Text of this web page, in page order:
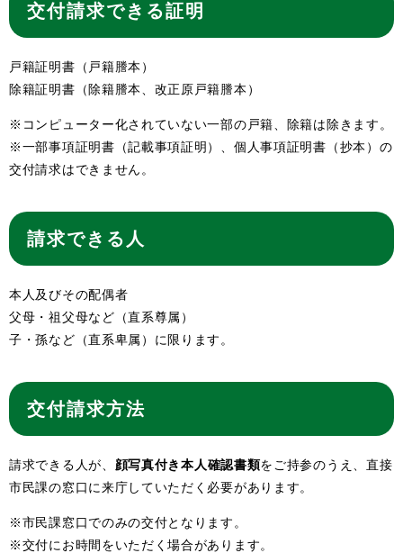
交付請求できる証明
戸籍証明書（戸籍謄本）
除籍証明書（除籍謄本、改正原戸籍謄本）
※コンピューター化されていない一部の戸籍、除籍は除きます。
※一部事項証明書（記載事項証明）、個人事項証明書（抄本）の
交付請求はできません。
請求できる人
本人及びその配偶者
父母・祖父母など（直系尊属）
子・孫など（直系卑属）に限ります。
交付請求方法
請求できる人が、 顔写真付き本人確認書類をご持参のうえ、直接
市民課の窓口に来庁していただく必要があります。
※市民課窓口でのみの交付となります。
※交付にお時間をいただく場合があります。